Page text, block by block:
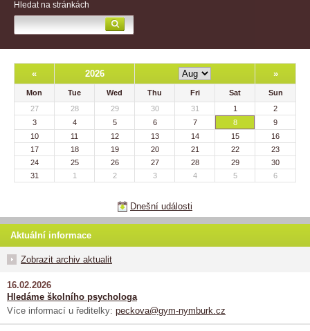
Hledat na stránkách
« 2026 »
Mon Tue Wed Thu Fri Sat
Sun
27
28 29 30 31 1
2
3
4 5 6 7 8
9
10
11 12 13 14 15
16
17
18 19 20 21 22
23
24
25 26 27 28 29
30
31
1 2 3 4 5 6
Dnešní události
Aktuální informace
Zobrazit archiv aktualit
16.02.2026
Hledáme školního psychologa
Více informací u ředitelky: peckova@gym-nymburk.cz